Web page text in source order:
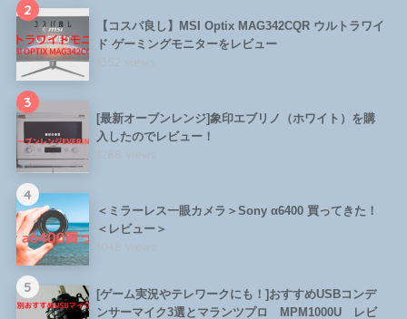
2
【コスパ良し】MSI Optix MAG342CQR ウルトラワイ
ド ゲーミングモニターをレビュー
1352 views
3
[最新オーブンレンジ]象印エブリノ（ホワイト）を購
入したのでレビュー！
1288 views
4
＜ミラーレス一眼カメラ＞Sony α6400 買ってきた！
＜レビュー＞
1048 views
5
[ゲーム実況やテレワークにも！]おすすめUSBコンデ
ンサーマイク3選とマランツプロ MPM1000U レビ